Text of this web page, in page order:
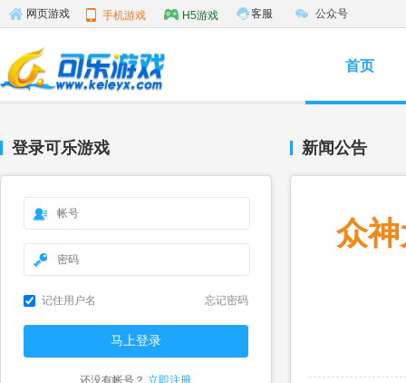
网页游戏 手机游戏 H5游戏 客服 公众号
首页
登录可乐游戏
记住用户名 忘记密码
还没有帐号？ 立即注册
新闻公告
众